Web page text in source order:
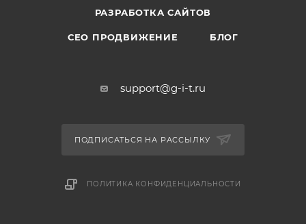
РАЗРАБОТКА САЙТОВ
СЕО ПРОДВИЖЕНИЕ БЛОГ
support@g-i-t.ru
ПОДПИСАТЬСЯ НА РАССЫЛКУ
ПОЛИТИКА КОНФИДЕНЦИАЛЬНОСТИ